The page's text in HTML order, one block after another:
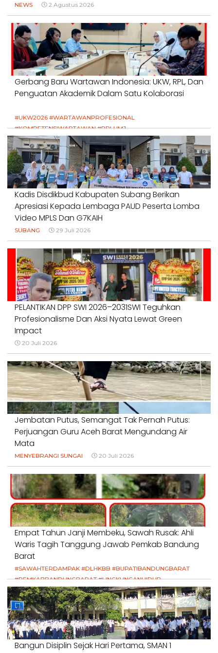
NEWS 2 Agustus 2026
Gerbang Baru Wartawan Indonesia: UKW, RPL, Dan
Penguatan Akademik Dalam Satu Kolaborasi
#UKW2026 #WARTAWANPROFESIONAL
#KOMPETENSIWARTAWAN #RPLUMJ
#PENDIDIKANWARTAWAN #SWINASIONAL #SWIJABAR
1 Agustus 2026
Kadis Disdikbud Kabupaten Subang Berikan
Apresiasi Kepada Lembaga PAUD Peserta Lomba
Video MPLS Dan G7KAIH
SUBANG 29 Juli 2026
PELANTIKAN DPP SWI 2026–2031SWI Teguhkan
Profesionalisme Dan Aksi Nyata Lewat Green
Impact
20 Juli 2026
Jembatan Putus, Semangat Tak Pernah Putus:
Perjuangan Guru Aceh Barat Mengundang Air
Mata
MENYEBRANGI SUNGAI 20 Juli 2026
Empat Tahun Janji Membeku, Sawah Rusak: Ahli
Waris Tagih Tanggung Jawab Pemkab Bandung
Barat
#SAWAHTERDAMPAK #DLHKBB #BUPATIBANDUNGBARAT
#PEMKABBANDUNGBARAT #LINGKUNGANHIDUP
#HAKPETANI #KEADILANUNTUKPETANI
#NORMALISASISALURAN #IRIGASIRUSAK
#DUGAANPENCEMARAN #AKUNTABILITASPEMERINTAH
18 Juli 2026
Bangun Disiplin Sejak Hari Pertama, SMAN 1